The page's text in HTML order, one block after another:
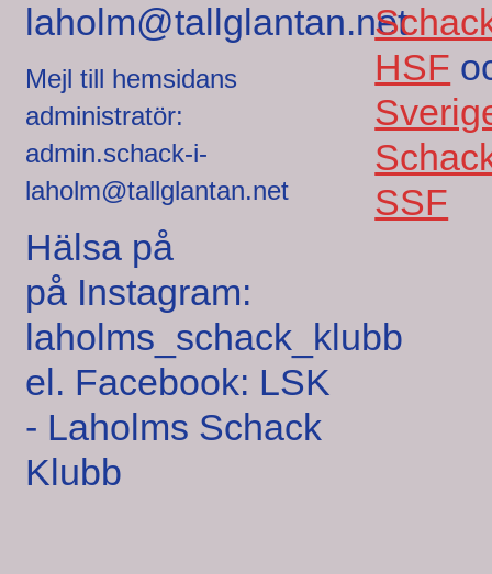
laholm@tallglantan.net
Mejl till hemsidans
administratör:
admin.schack-i-
laholm@tallglantan.net
Hälsa på
på Instagram:
laholms_schack_klubb
el. Facebook: LSK
- Laholms Schack
Klubb
HSF
SSF